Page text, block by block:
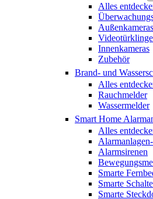
Alles
Außenkameras
Innenkameras
Zubehör
Brand- und
Alles
Rauchmelder
Wassermelder
Smart Home
Alles
Alarmsirenen
Smarte
Smarte
Smarte